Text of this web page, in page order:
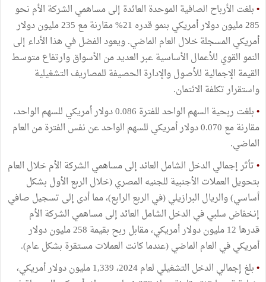
•بلغت الأرباح الصافية الموحدة العائدة إلى مساهمي الشركة الأم نحو
285 مليون دولار أمريكي بنمو قدره 21% مقارنة مع 235 مليون دولار
أمريكي المسجلة خلال العام الماضي. ويعود الفضل في هذا الأداء إلى
النمو القوي للأعمال الأساسية عبر العديد من الأسواق وارتفاع متوسط
القيمة الإجمالية للأصول والإدارة الحصيفة للمصاريف التشغيلية
واستقرار تكلفة الائتمان.
•
بلغت ربحية السهم الواحد للفترة 0.086 دولار أمريكي للسهم الواحد،
مقارنة مع 0.070 دولار أمريكي للسهم الواحد عن نفس الفترة من العام
الماضي.
•تأثر إجمالي الدخل الشامل العائد إلى مساهمي الشركة الأم خلال العام
بتحويل العملات الأجنبية للجنيه المصري (خلال الربع الأول بشكل
أساسي) والريال البرازيلي (في الربع الرابع)، مما أدى إلى تسجيل صافي
إنخفاض سلبي في الدخل الشامل العائد إلى مساهمي الشركة الأم
قدرها 12 مليون دولار أمريكي، مقابل ربح بقيمة 258 مليون دولار
أمريكي في العام الماضي (عندما كانت العملات مستقرة بشكل عام).
•
بلغ إجمالي الدخل التشغيلي لعام 2024، 1,339 مليون دولار أمريكي،